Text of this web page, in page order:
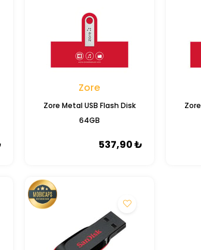
Zore
Zore Metal USB Flash Disk
64GB
537,90 ₺